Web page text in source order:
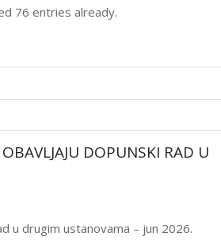
76 entries already.
DOPUNSKI RAD U
u drugim ustanovama – jun 2026.